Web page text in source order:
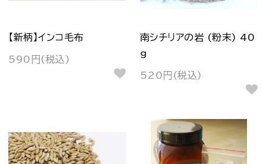
【新柄】インコ毛布
590円(税込)
南シチリアの岩 (粉末) 40
g
520円(税込)